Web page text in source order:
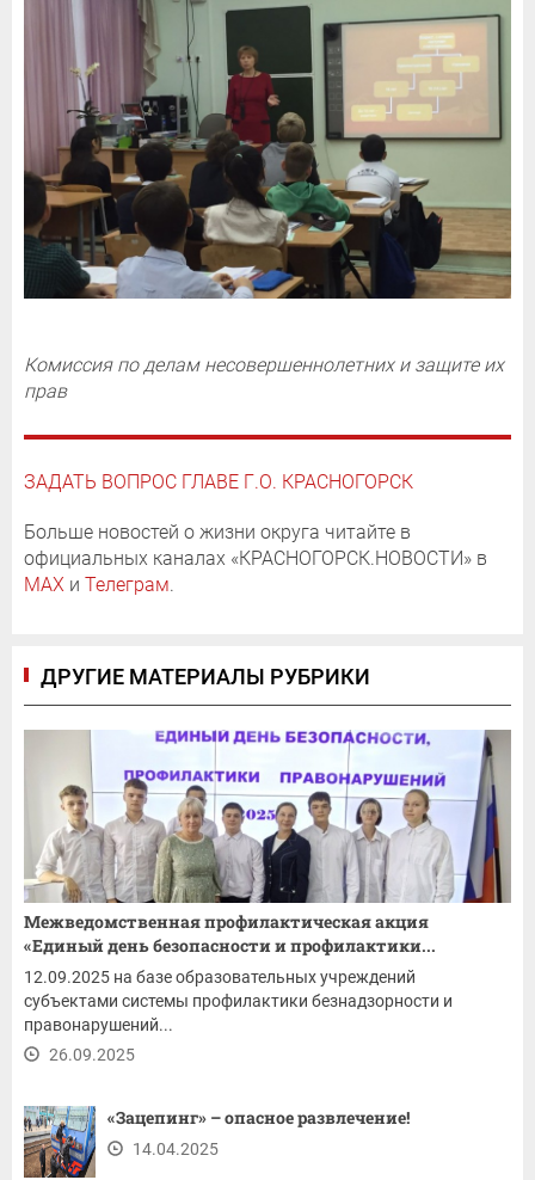
Комиссия по делам несовершеннолетних и защите их
прав
ЗАДАТЬ ВОПРОС ГЛАВЕ Г.О. КРАСНОГОРСК
Больше новостей о жизни округа читайте в
официальных каналах «КРАСНОГОРСК.НОВОСТИ» в
MAX и Телеграм.
ДРУГИЕ МАТЕРИАЛЫ РУБРИКИ
Межведомственная профилактическая акция
«Единый день безопасности и профилактики...
12.09.2025 на базе образовательных учреждений
субъектами системы профилактики безнадзорности и
правонарушений...
26.09.2025
«Зацепинг» – опасное развлечение!
14.04.2025